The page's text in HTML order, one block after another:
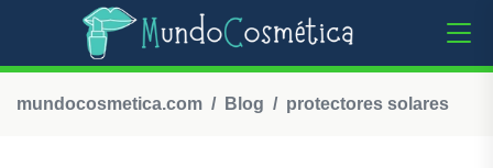
mundocosmetica.com Blog protectores solares